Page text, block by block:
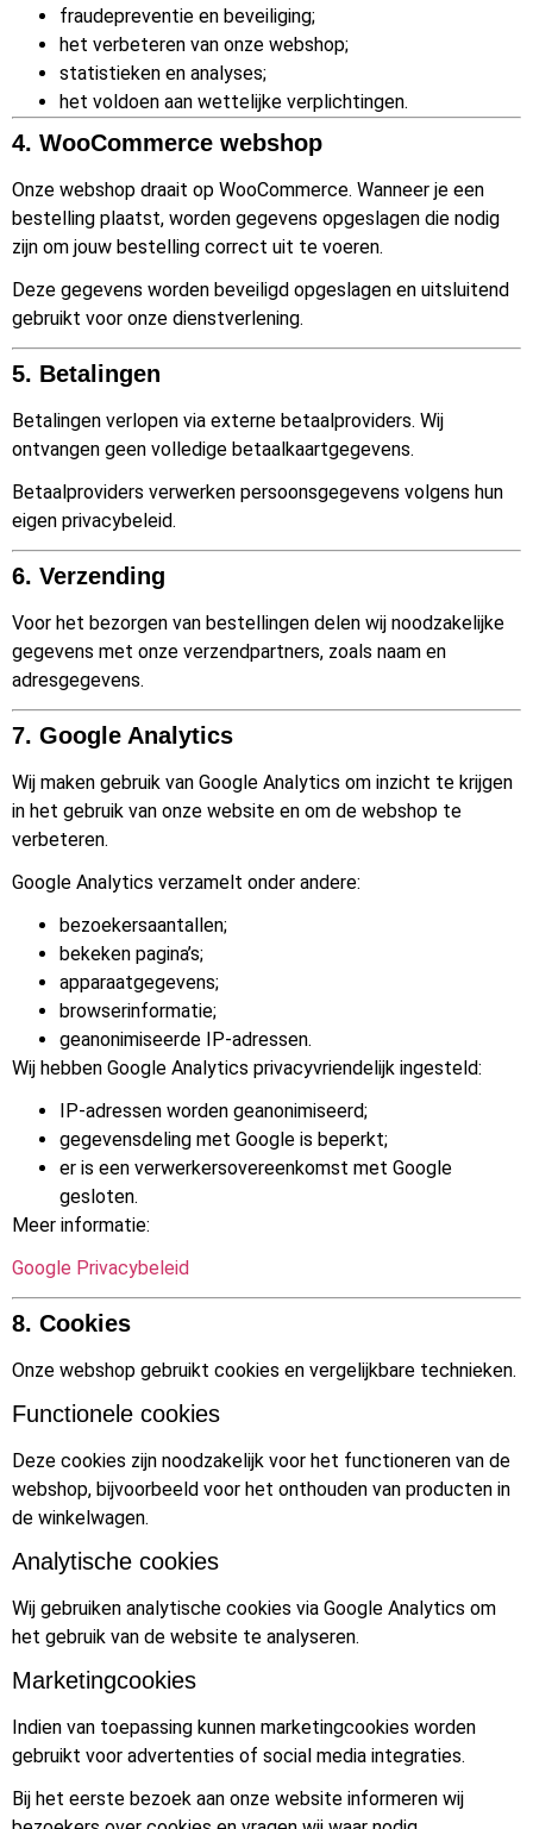
fraudepreventie en beveiliging;
het verbeteren van onze webshop;
statistieken en analyses;
het voldoen aan wettelijke verplichtingen.
4. WooCommerce webshop
Onze webshop draait op WooCommerce. Wanneer je een
bestelling plaatst, worden gegevens opgeslagen die nodig
zijn om jouw bestelling correct uit te voeren.
Deze gegevens worden beveiligd opgeslagen en uitsluitend
gebruikt voor onze dienstverlening.
5. Betalingen
Betalingen verlopen via externe betaalproviders. Wij
ontvangen geen volledige betaalkaartgegevens.
Betaalproviders verwerken persoonsgegevens volgens hun
eigen privacybeleid.
6. Verzending
Voor het bezorgen van bestellingen delen wij noodzakelijke
gegevens met onze verzendpartners, zoals naam en
adresgegevens.
7. Google Analytics
Wij maken gebruik van Google Analytics om inzicht te krijgen
in het gebruik van onze website en om de webshop te
verbeteren.
Google Analytics verzamelt onder andere:
bezoekersaantallen;
bekeken pagina’s;
apparaatgegevens;
browserinformatie;
geanonimiseerde IP-adressen.
Wij hebben Google Analytics privacyvriendelijk ingesteld:
IP-adressen worden geanonimiseerd;
gegevensdeling met Google is beperkt;
er is een verwerkersovereenkomst met Google
gesloten.
Meer informatie:
Google Privacybeleid
8. Cookies
Onze webshop gebruikt cookies en vergelijkbare technieken.
Functionele cookies
Deze cookies zijn noodzakelijk voor het functioneren van de
webshop, bijvoorbeeld voor het onthouden van producten in
de winkelwagen.
Analytische cookies
Wij gebruiken analytische cookies via Google Analytics om
het gebruik van de website te analyseren.
Marketingcookies
Indien van toepassing kunnen marketingcookies worden
gebruikt voor advertenties of social media integraties.
Bij het eerste bezoek aan onze website informeren wij